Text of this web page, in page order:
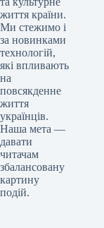
життя країни.
Ми стежимо і
за новинками
технологій,
які впливають
на
повсякденне
життя
українців.
Наша мета —
давати
читачам
збалансовану
картину
подій.